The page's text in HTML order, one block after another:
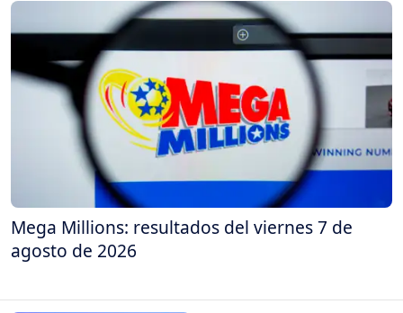
Mega Millions: resultados del viernes 7 de
agosto de 2026